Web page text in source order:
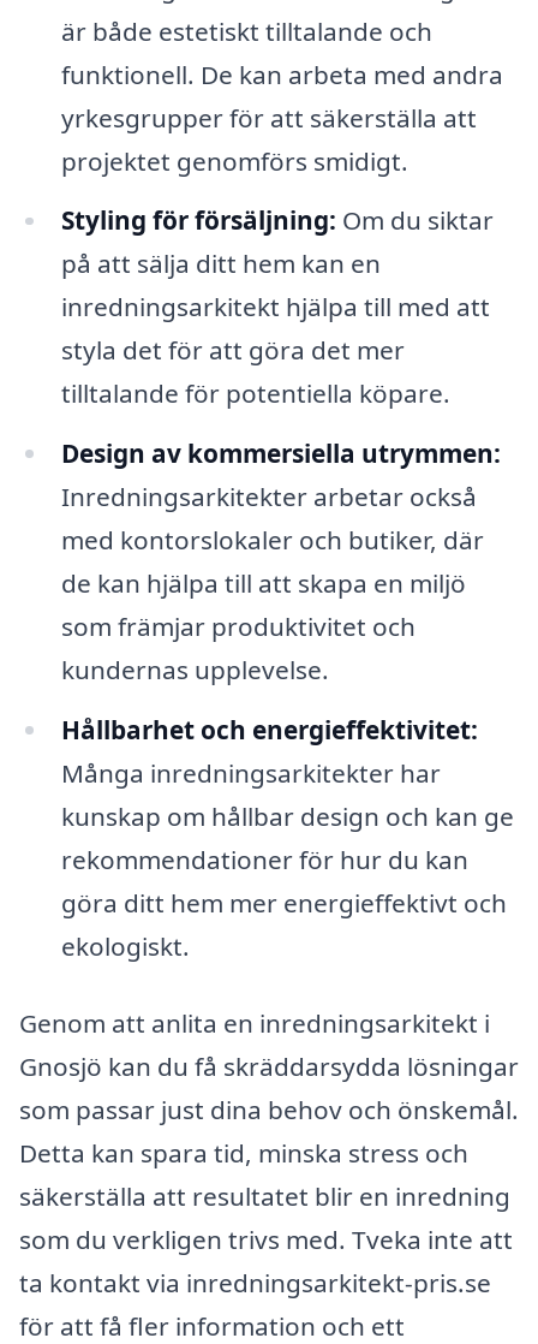
är både estetiskt tilltalande och
funktionell. De kan arbeta med andra
yrkesgrupper för att säkerställa att
projektet genomförs smidigt.
Styling för försäljning: Om du siktar
på att sälja ditt hem kan en
inredningsarkitekt hjälpa till med att
styla det för att göra det mer
tilltalande för potentiella köpare.
Design av kommersiella utrymmen:
Inredningsarkitekter arbetar också
med kontorslokaler och butiker, där
de kan hjälpa till att skapa en miljö
som främjar produktivitet och
kundernas upplevelse.
Hållbarhet och energieffektivitet:
Många inredningsarkitekter har
kunskap om hållbar design och kan ge
rekommendationer för hur du kan
göra ditt hem mer energieffektivt och
ekologiskt.
Genom att anlita en inredningsarkitekt i
Gnosjö kan du få skräddarsydda lösningar
som passar just dina behov och önskemål.
Detta kan spara tid, minska stress och
säkerställa att resultatet blir en inredning
som du verkligen trivs med. Tveka inte att
ta kontakt via inredningsarkitekt-pris.se
för att få fler information och ett